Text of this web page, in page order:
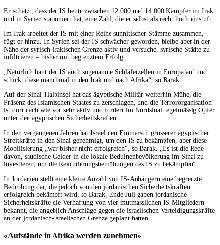
Er schätzt, dass der IS heute zwischen 12.000 und 14.000 Kämpfer im Irak
und in Syrien stationiert hat, eine Zahl, die er selbst als recht hoch einstuft.
Im Irak arbeitet der IS mit einer Reihe sunnitischer Stämme zusammen,
fügt er hinzu. In Syrien sei der IS schwächer geworden, bleibe aber in der
Nähe der syrisch-irakischen Grenze aktiv und versuche, syrische Städte zu
infiltrieren – bisher mit begrenztem Erfolg.
„Natürlich baut der IS auch sogenannte Schläferzellen in Europa auf und
schickt diese manchmal in den Irak und nach Afrika“, so Barak.
Auf der Sinai-Halbinsel hat das ägyptische Militär weiterhin Mühe, die
Präsenz des Islamischen Staates zu zerschlagen, und die Terrororganisation
ist dort nach wie vor sehr aktiv und fordert im Nordsinai regelmässig Opfer
unter den ägyptischen Sicherheitskräften.
In den vergangenen Jahren hat Israel den Einmarsch grösserer ägyptischer
Streitkräfte in den Sinai genehmigt, um den IS zu bekämpfen, aber diese
Mobilisierung „war bisher nicht erfolgreich“, so Barak. „Es ist die Rede
davon, saudische Gelder in die lokale Beduinenbevölkerung im Sinai zu
investieren, um die Rekrutierungsbemühungen des IS zu bekämpfen“.
In Jordanien stellt eine kleine Anzahl von IS-Anhängern eine begrenzte
Bedrohung dar, die jedoch von den jordanischen Sicherheitskräften
erfolgreich bekämpft wird, so Barak. Ende Juli gaben jordanische
Sicherheitskräfte die Verhaftung von vier mutmasslichen IS-Mitgliedern
bekannt, die angeblich Anschläge gegen die israelischen Verteidigungskräfte
an der jordanisch-israelischen Grenze geplant hatten.
«Aufstände in Afrika werden zunehmen»